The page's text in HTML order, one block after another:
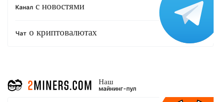
Канал с новостями
Чат о криптовалютах
Наш
майнинг-пул